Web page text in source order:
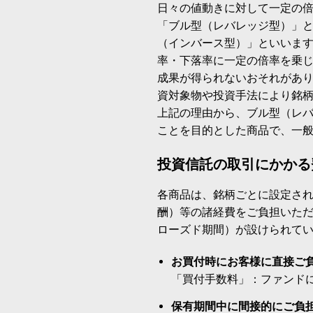
日々の値動きに対して一定の
「ブル型（レバレッジ型）」
（インバース型）」といいま
率・下落率に一定の倍率を乗
成果が得られないおそれがあ
資対象物や投資手法により銘
上記の理由から、ブル型（レ
ことを目的とした商品で、一
投資信託の取引にかか
各商品は、銘柄ごとに設定さ
酬）等の諸経費をご負担いた
ローズド期間）が設けられて
お買付時にお客様に直接ご
「買付手数料」：ファンド
保有期間中に間接的にご負